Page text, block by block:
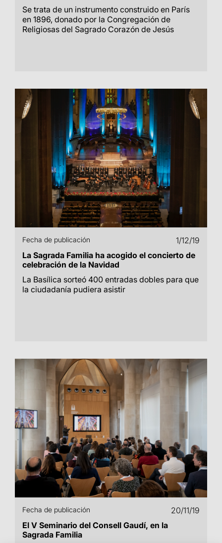
Se trata de un instrumento construido en París
en 1896, donado por la Congregación de
Religiosas del Sagrado Corazón de Jesús
Fecha de publicación
1/12/19
La Sagrada Familia ha acogido el concierto de
celebración de la Navidad
La Basílica sorteó 400 entradas dobles para que
la ciudadanía pudiera asistir
Fecha de publicación
20/11/19
El V Seminario del Consell Gaudí, en la
Sagrada Familia